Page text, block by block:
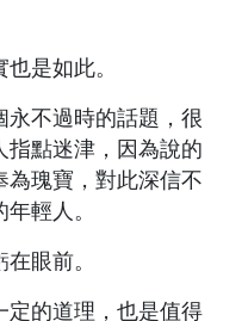
是如此。
永不過時的話題，很
指點迷津，因為說的
為瑰寶，對此深信不
輕人。
眼前。
定的道理，也是值得